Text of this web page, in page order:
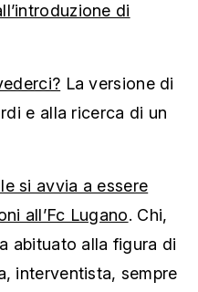
di
La versione di
e alla ricerca di un
si avvia a essere
all’Fc Lugano. Chi,
abituato alla figura di
interventista, sempre